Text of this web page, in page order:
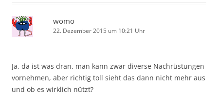
womo
22. Dezember 2015 um 10:21 Uhr
Ja, da ist was dran. man kann zwar diverse Nachrüstungen
vornehmen, aber richtig toll sieht das dann nicht mehr aus
und ob es wirklich nützt?